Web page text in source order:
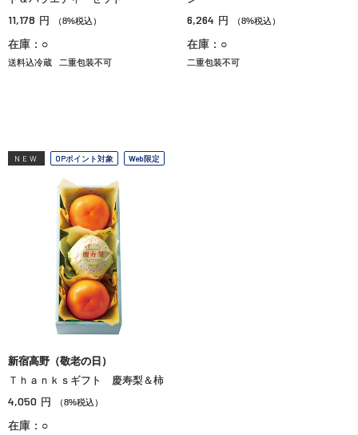
11,178 円 （8%税込）
在庫：○
送料込冷蔵 二重包装不可
6,264 円 （8%税込）
在庫：○
二重包装不可
NEW OPポイント対象 Web限定
新宿高野（敬老の日）
Ｔｈａｎｋｓギフト 慶寿梨＆柿
4,050 円 （8%税込）
在庫：○